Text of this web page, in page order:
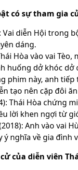
có sự tham gia
Vai diễn Hội trong
dáng.
Hòa vào vai
huống dở khóc dở
phim này, anh
tạo nên cặp đôi
Thái Hòa chứng
lời khen ngợi từ
Anh vào vai
ý nghĩa về gia đình
của diễn viên